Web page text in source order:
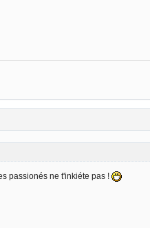
passionés ne t'inkiéte pas !